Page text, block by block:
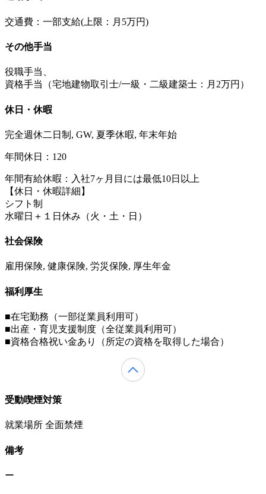
交通費：一部支給(上限：月5万円)
その他手当
役職手当、
資格手当（宅地建物取引士/一級・二級建築士：月2万円）
休日・休暇
完全週休二日制, GW, 夏季休暇, 年末年始
年間休日：120
年間有給休暇：入社7ヶ月目には最低10日以上
【休日・休暇詳細】
シフト制
水曜日＋１日休み（火・土・日）
社会保険
雇用保険, 健康保険, 労災保険, 厚生年金
福利厚生
■在宅勤務（一部従業員利用可）
■出産・育児支援制度（全従業員利用可）
■資格合格祝い金あり（所定の資格を取得した場合）
受動喫煙対策
就業場所 全面禁煙
備考
ー